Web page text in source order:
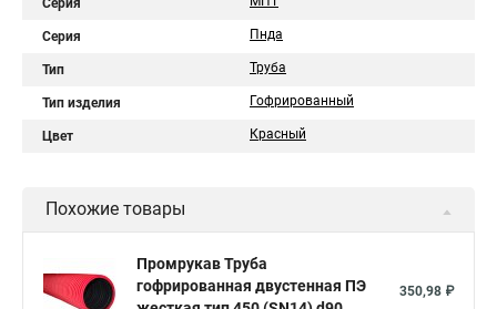
Серия
Серия Пнда
Тип Труба
Тип изделия Гофрированный
Цвет Красный
Похожие товары
Промрукав Труба
гофрированная двустенная ПЭ
350,98 ₽